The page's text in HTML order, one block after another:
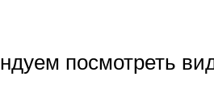
посмотреть